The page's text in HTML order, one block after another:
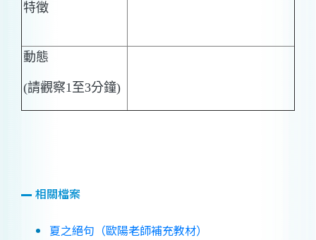
特徵
動態
(請觀察1至3分鐘)
相關檔案
夏之絕句（歐陽老師補充教材）